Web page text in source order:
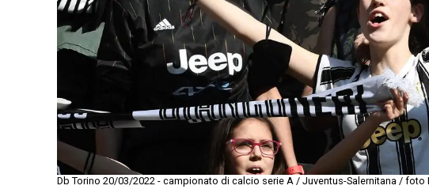
Db Torino 20/03/2022 - campionato di calcio serie A / Juventus-Salernitana /